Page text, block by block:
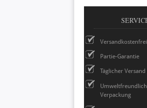
Partie-Garantie
Täglicher
Verpackung